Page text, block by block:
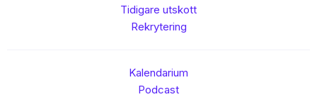
Tidigare utskott
Rekrytering
Kalendarium
Podcast